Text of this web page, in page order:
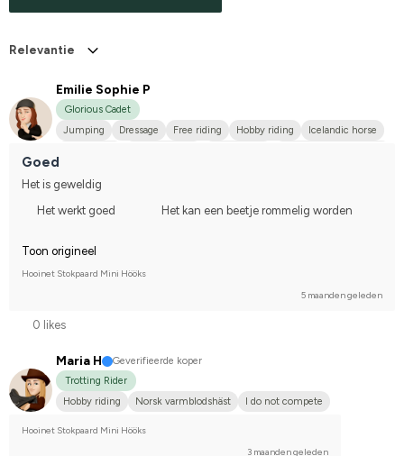
Relevantie
Emilie Sophie P
Glorious Cadet
Jumping
Dressage Free riding Hobby riding
Icelandic horse
Hannoveraner
Korsning med halvblod
Kallblodstravare
Islandshäst
Norlandshäst
Svensk ridponny
Tysk varmblodshäst
Goed
Het is geweldig
Het werkt goed
Het kan een beetje rommelig worden
Toon origineel
Hooinet Stokpaard Mini Hööks
5 maanden geleden
0 likes
Maria H
Geverifieerde koper
Trotting Rider
Hobby riding
Norsk varmblodshäst I do not compete
Hooinet Stokpaard Mini Hööks
3 maanden geleden